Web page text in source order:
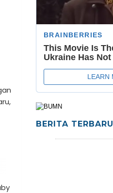
BERITA TERBARU